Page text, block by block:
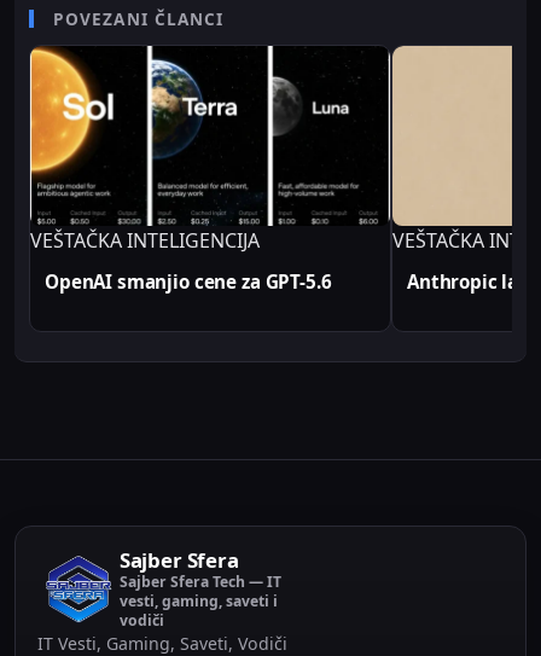
senior video editor na RTV Belle amie, što mu
omogućava da tehničke teme predstavi jasno i
profesionalno. Sve tehničke analize i konfiguracije
na Sajber Sfera portalu zasnovane su na realnim
produkcionim implementacijama.
POVEZANI ČLANCI
VEŠTAČKA INTELIGENCIJA
OpenAI smanjio cene za GPT-5.6
VEŠTAČKA
Anthropic
Sajber Sfera
Sajber Sfera Tech — IT
vesti, gaming, saveti i
vodiči
IT Vesti, Gaming, Saveti, Vodiči